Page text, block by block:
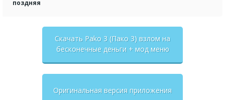
поздняя
Скачать Pako 3 (Пако 3) взлом на
бесконечные деньги + мод меню
Оригинальная версия приложения